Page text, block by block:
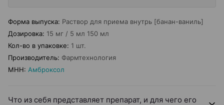
Форма выпуска: Раствор для приема внутрь [банан-ваниль]
Дозировка: 15 мг / 5 мл 150 мл
Кол-во в упаковке: 1 шт.
Производитель: Фармтехнология
МНН: Амброксол
Что из себя представляет препарат, и для чего его